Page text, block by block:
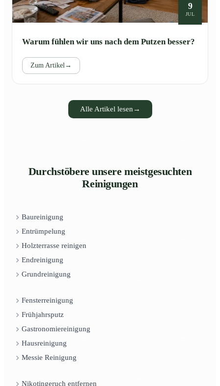
9
JUL
Warum fühlen wir uns nach dem Putzen besser?
Zum Artikel→
Alle Artikel lesen →
Durchstöbere unsere meistgesuchten
Reinigungen
Baureinigung
Entrümpelung
Holzterrasse reinigen
Endreinigung
Grundreinigung
Fensterreinigung
Frühjahrsputz
Gastronomiereinigung
Hausreinigung
Messie Reinigung
Nikotingeruch entfernen